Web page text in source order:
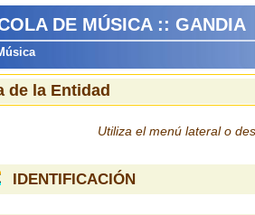
DE MÚSICA :: GANDIA
de la Entidad
Utiliza el menú lateral o
IDENTIFICACIÓN